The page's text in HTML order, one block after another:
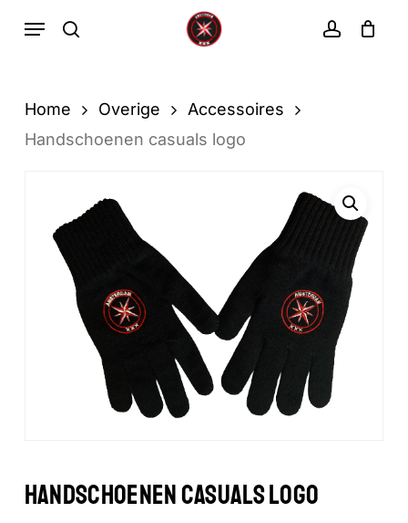
hoofdinhoud
zoekopdracht
Menu
Winkelwagen
Home Overige
Accessoires
Handschoenen casuals logo
HANDSCHOENEN CASUALS LOGO